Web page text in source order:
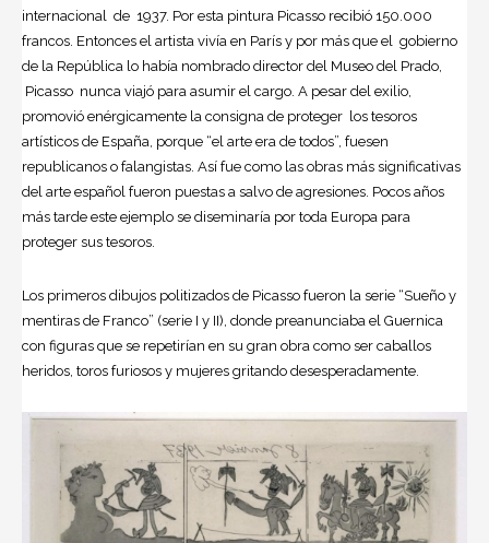
internacional de 1937. Por esta pintura Picasso recibió 150.000
francos. Entonces el artista vivía en París y por más que el gobierno
de la República lo había nombrado director del Museo del Prado,
Picasso nunca viajó para asumir el cargo. A pesar del exilio,
promovió enérgicamente la consigna de proteger los tesoros
artísticos de España, porque “el arte era de todos”, fuesen
republicanos o falangistas. Así fue como las obras más significativas
del arte español fueron puestas a salvo de agresiones. Pocos años
más tarde este ejemplo se diseminaría por toda Europa para
proteger sus tesoros.
Los primeros dibujos politizados de Picasso fueron la serie “Sueño y
mentiras de Franco” (serie I y II), donde preanunciaba el Guernica
con figuras que se repetirían en su gran obra como ser caballos
heridos, toros furiosos y mujeres gritando desesperadamente.